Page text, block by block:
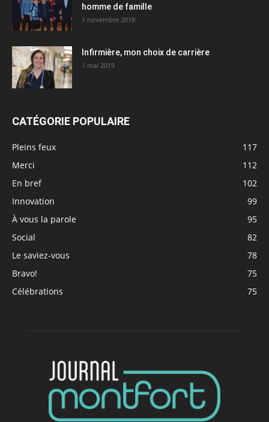
homme de famille
1 novembre 2018
Infirmière, mon choix de carrière
1 mai 2019
CATÉGORIE POPULAIRE
Pleins feux
117
Merci
112
En bref
102
Innovation
99
À vous la parole
95
Social
82
Le saviez-vous
78
Bravo!
75
Célébrations
75